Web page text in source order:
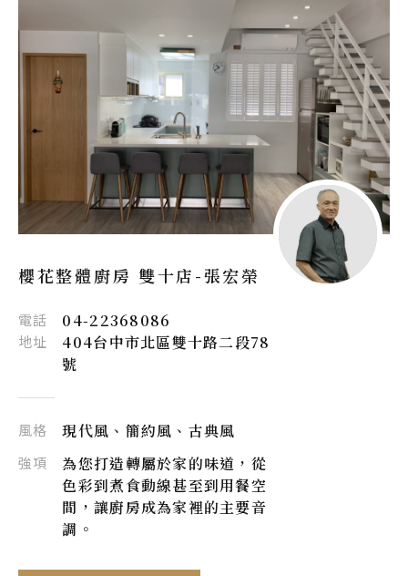
櫻花整體廚房 雙十店-張宏榮
電話 04-22368086
地址
404台中市北區雙十路二段78
號
風格 現代風、簡約風、古典風
強項
為您打造轉屬於家的味道，從
色彩到煮食動線甚至到用餐空
間，讓廚房成為家裡的主要音
調。